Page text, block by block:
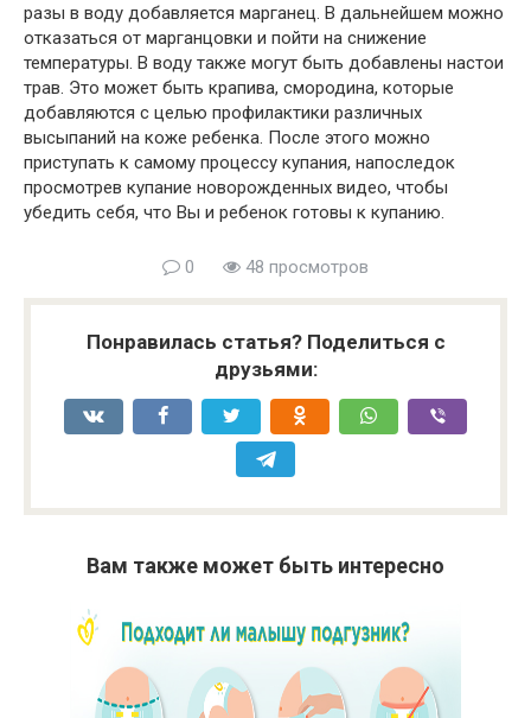
разы в воду добавляется марганец. В дальнейшем можно
отказаться от марганцовки и пойти на снижение
температуры. В воду также могут быть добавлены настои
трав. Это может быть крапива, смородина, которые
добавляются с целью профилактики различных
высыпаний на коже ребенка. После этого можно
приступать к самому процессу купания, напоследок
просмотрев купание новорожденных видео, чтобы
убедить себя, что Вы и ребенок готовы к купанию.
0 48 просмотров
Понравилась статья? Поделиться с
друзьями:
Вам также может быть интересно